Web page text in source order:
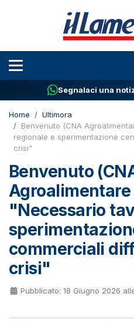
Segnalaci una
Home
Ultimora
Benvenuto (CNA
regionale e sperimentazione
crisi"
Benvenuto
"Necessario
commerciali
crisi"
Pubblicato: 18 Giugno 2026